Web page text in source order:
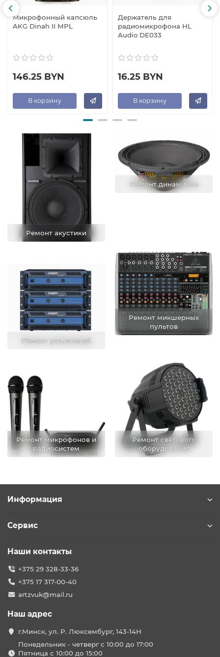
Микрофонный капсюль
AKG Dinah II MPL
146.25 BYN
В корзину
Держатель для
радиомикрофона HL
Audio DE033
16.25 BYN
В корзину
Ремонт акустики
Ремонт динамиков
Ремонт усилителей
Ремонт микшерных
пультов
Ремонт микрофонов и
радиосистем
Ремонт светового
оборудования
Информация
Сервис
Наши контакты
+375 29 328-33-36
+375 17 317-00-40
artzvuk@mail.ru
Наш адрес
г.Минск, ул. Р. Люксембург, 143-14Н
Понедельник - четверг с 10:00 до 17:00
Пятница с 10:00 до 15:00